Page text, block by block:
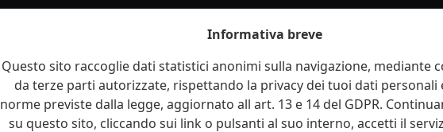
Informativa breve
Questo sito raccoglie dati statistici anonimi sulla navigazione, mediante
da terze parti autorizzate, rispettando la privacy dei tuoi dati personali
norme previste dalla legge, aggiornato all art. 13 e 14 del GDPR.
su questo sito, cliccando sui link o pulsanti al suo interno, accetti il
Hip Hop